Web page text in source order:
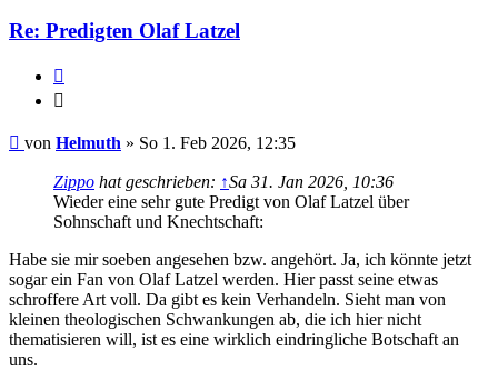
Re: Predigten Olaf Latzel
Beitrag
von Helmuth » So 1. Feb 2026, 12:35
Zippo hat geschrieben: ↑Sa 31. Jan 2026, 10:36
Wieder eine sehr gute Predigt von Olaf Latzel über
Sohnschaft und Knechtschaft:
Habe sie mir soeben angesehen bzw. angehört. Ja, ich könnte jetzt
sogar ein Fan von Olaf Latzel werden. Hier passt seine etwas
schroffere Art voll. Da gibt es kein Verhandeln. Sieht man von
kleinen theologischen Schwankungen ab, die ich hier nicht
thematisieren will, ist es eine wirklich eindringliche Botschaft an
uns.